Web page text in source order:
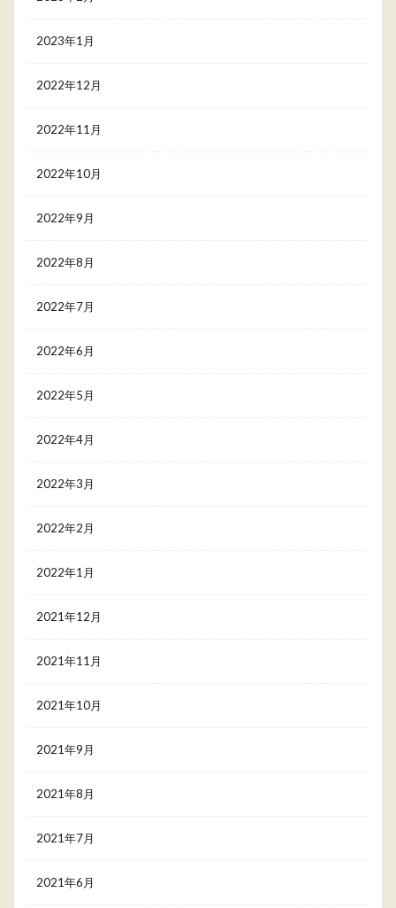
2023年1月
2022年12月
2022年11月
2022年10月
2022年9月
2022年8月
2022年7月
2022年6月
2022年5月
2022年4月
2022年3月
2022年2月
2022年1月
2021年12月
2021年11月
2021年10月
2021年9月
2021年8月
2021年7月
2021年6月